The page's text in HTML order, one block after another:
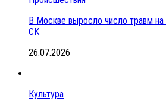
В Москве выросло число травм
СК
26.07.2026
Культура